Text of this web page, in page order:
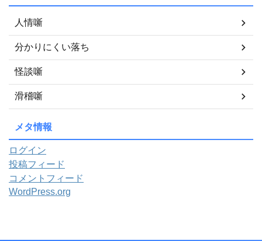
人情噺
分かりにくい落ち
怪談噺
滑稽噺
メタ情報
ログイン
投稿フィード
コメントフィード
WordPress.org